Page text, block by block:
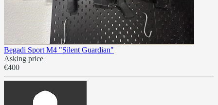
Begadi Sport M4 "Silent Guardian"
Asking price
€400